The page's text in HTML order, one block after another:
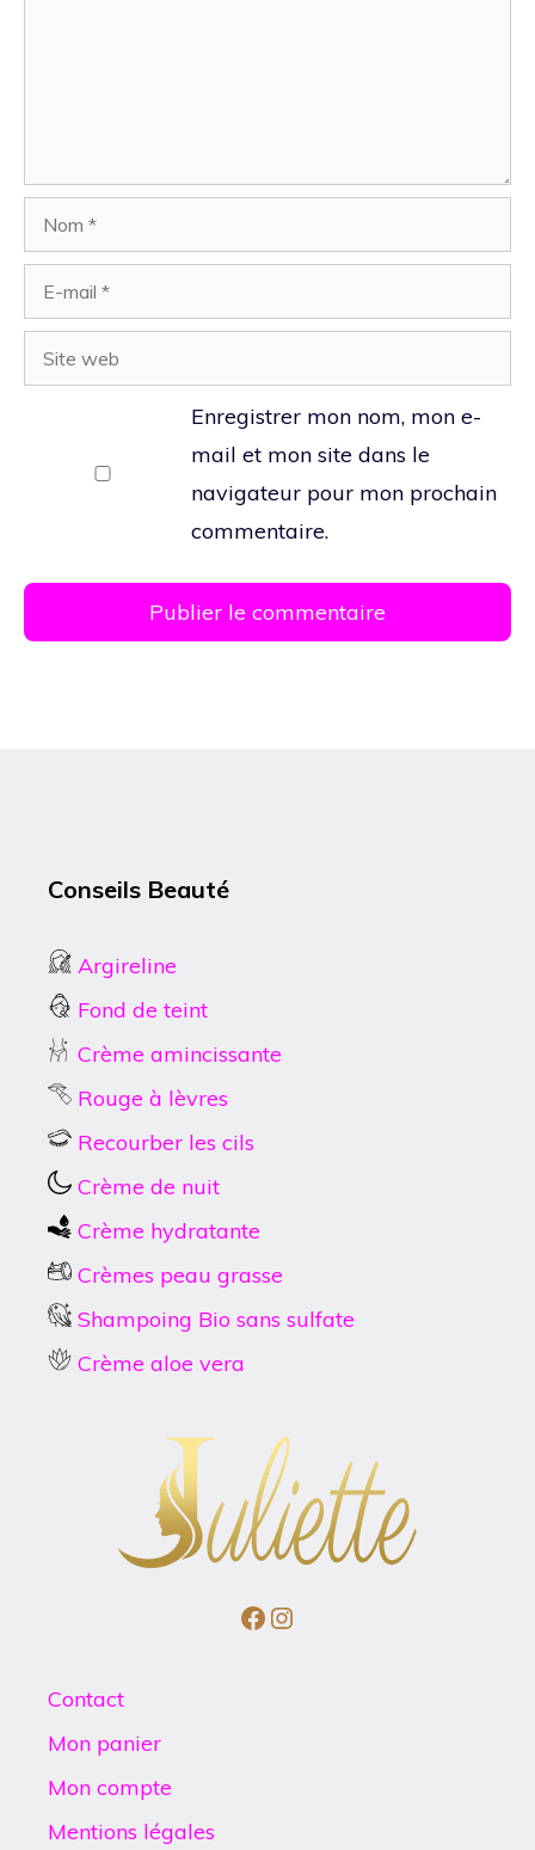
Nom
mail
Site
web
Enregistrer mon nom, mon e-
mail et mon site dans le
navigateur pour mon prochain
commentaire.
Conseils Beauté
Argireline
Fond de teint
Crème amincissante
Rouge à lèvres
Recourber les cils
Crème de nuit
Crème hydratante
Crèmes peau grasse
Shampoing Bio sans sulfate
Crème aloe vera
Facebook
Instagram
Contact
Mon panier
Mon compte
Mentions légales